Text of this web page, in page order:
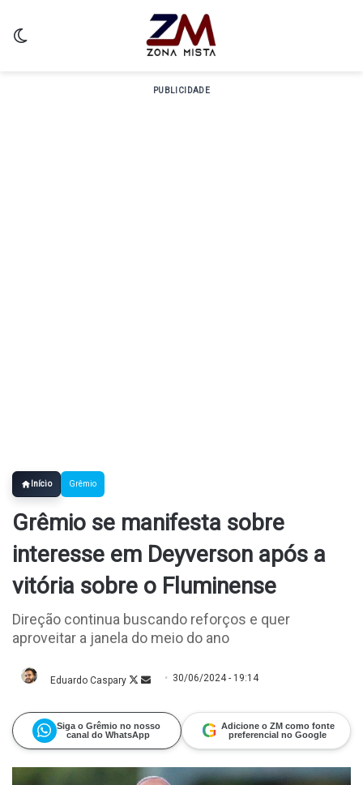
PUBLICIDADE
Início Grêmio
Grêmio se manifesta sobre
interesse em Deyverson após a
vitória sobre o Fluminense
Direção continua buscando reforços e quer
aproveitar a janela do meio do ano
Eduardo Caspary FollowMande
30/06/2024 - 19:14
Siga o Grêmio no nosso
canal do WhatsApp
G Adicione o ZM como fonte
preferencial no Google